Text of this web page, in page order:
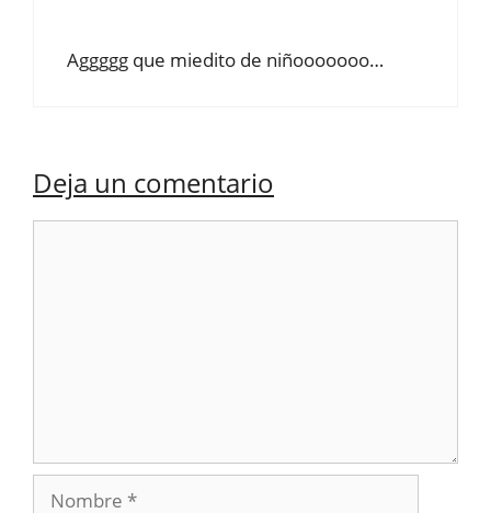
Aggggg que miedito de niñooooooo…
Deja un comentario
Nombre